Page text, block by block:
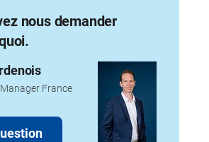
nous demander
France